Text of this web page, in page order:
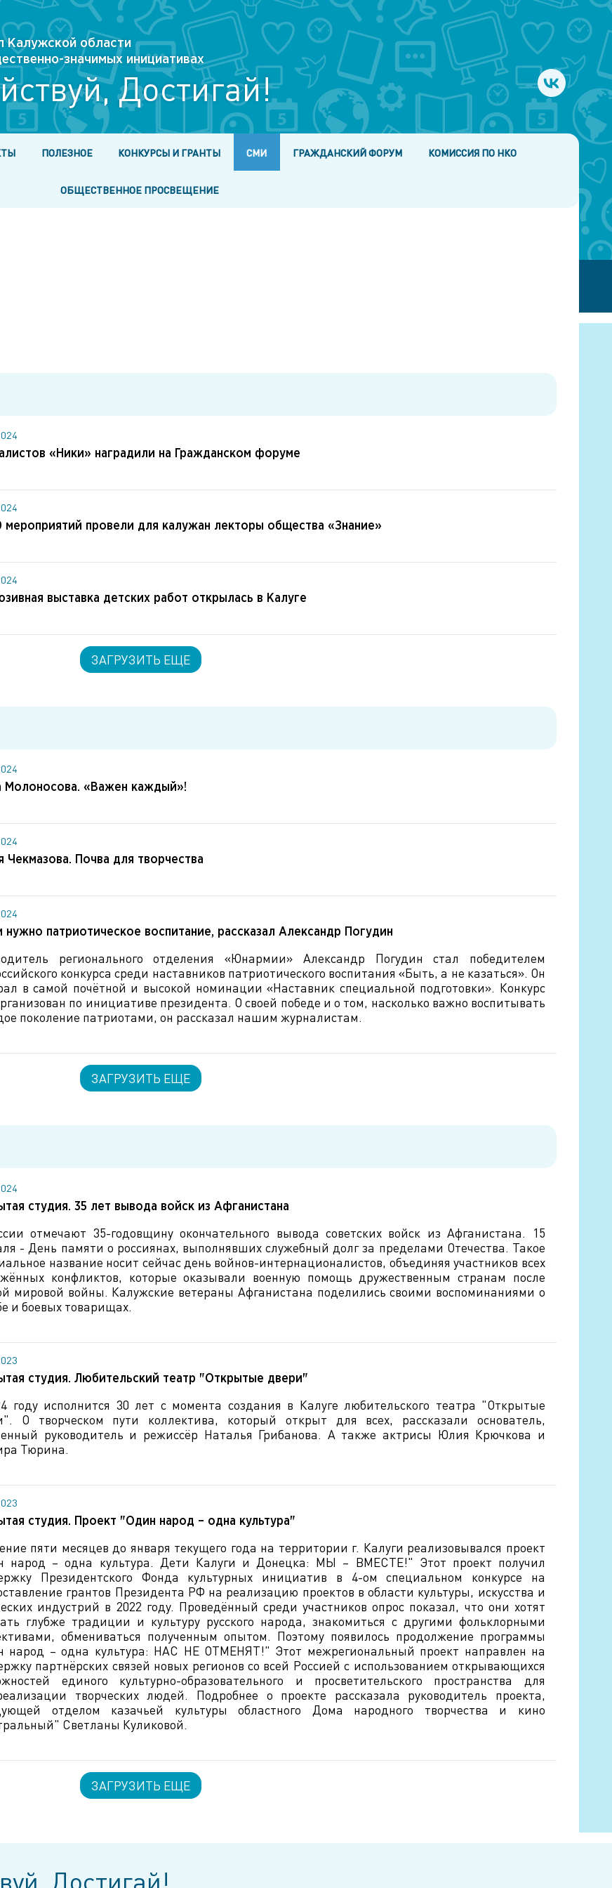
Калужской области
значимых инициативах
Достигай!
ПОЛЕЗНОЕ КОНКУРСЫ И ГРАНТЫ СМИ ГРАЖДАНСКИЙ ФОРУМ КОМИССИЯ ПО НКО
ОБЩЕСТВЕННОЕ ПРОСВЕЩЕНИЕ
«Ники» наградили на Гражданском форуме
мероприятий провели для калужан лекторы общества «Знание»
выставка детских работ открылась в Калуге
ЗАГРУЗИТЬ ЕЩЕ
Молоносова. «Важен каждый»!
Чекмазова. Почва для творчества
нужно патриотическое воспитание, рассказал Александр Погудин
регионального отделения «Юнармии» Александр Погудин стал победителем
конкурса среди наставников патриотического воспитания «Быть, а не казаться». Он
в самой почётной и высокой номинации «Наставник специальной подготовки». Конкурс
по инициативе президента. О своей победе и о том, насколько важно воспитывать
поколение патриотами, он рассказал нашим журналистам.
ЗАГРУЗИТЬ ЕЩЕ
студия. 35 лет вывода войск из Афганистана
отмечают 35-годовщину окончательного вывода советских войск из Афганистана. 15
- День памяти о россиянах, выполнявших служебный долг за пределами Отечества. Такое
название носит сейчас день войнов-интернационалистов, объединяя участников всех
конфликтов, которые оказывали военную помощь дружественным странам после
мировой войны. Калужские ветераны Афганистана поделились своими воспоминаниями о
и боевых товарищах.
студия. Любительский театр "Открытые двери"
году исполнится 30 лет с момента создания в Калуге любительского театра "Открытые
О творческом пути коллектива, который открыт для всех, рассказали основатель,
руководитель и режиссёр Наталья Грибанова. А также актрисы Юлия Крючкова и
Тюрина.
студия. Проект "Один народ – одна культура"
пяти месяцев до января текущего года на территории г. Калуги реализовывался проект
народ – одна культура. Дети Калуги и Донецка: МЫ – ВМЕСТЕ!" Этот проект получил
Президентского Фонда культурных инициатив в 4-ом специальном конкурсе на
грантов Президента РФ на реализацию проектов в области культуры, искусства и
индустрий в 2022 году. Проведённый среди участников опрос показал, что они хотят
глубже традиции и культуру русского народа, знакомиться с другими фольклорными
обмениваться полученным опытом. Поэтому появилось продолжение программы
народ – одна культура: НАС НЕ ОТМЕНЯТ!" Этот межрегиональный проект направлен на
партнёрских связей новых регионов со всей Россией с использованием открывающихся
единого культурно-образовательного и просветительского пространства для
творческих людей. Подробнее о проекте рассказала руководитель проекта,
отделом казачьей культуры областного Дома народного творчества и кино
Светланы Куликовой.
ЗАГРУЗИТЬ ЕЩЕ
Достигай!